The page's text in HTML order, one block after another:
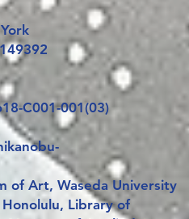
C001-001(03)
of Art, Waseda University
Library of